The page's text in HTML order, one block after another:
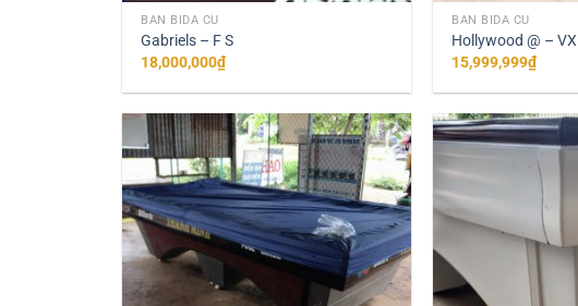
BÀN BIDA CŨ
Gabriels – F S
18,000,000₫
BÀN BIDA CŨ
Hollywood @ – VX
15,999,999₫